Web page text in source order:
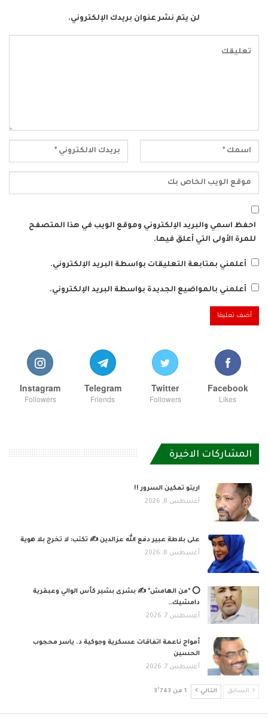
لن يتم نشر عنوان بريدك الإلكتروني.
احفظ اسمي والبريد الإلكتروني وموقع الويب في هذا المتصفح
للمرة الأولى التي أعلق فيها.
أعلمني بمتابعة التعليقات بواسطة البريد الإلكتروني.
أعلمني بالمواضيع الجديدة بواسطة البريد الإلكتروني.
Facebook
Likes
Twitter
Followers
Telegram
Friends
Instagram
Followers
المشاركات الاخيرة
اريتو تمكين السرور !!
أغسطس 8, 2026
على بلاطة عبير دفع الله عزالدين ✍️ تكتب: لا تخرج بلا هوية
أغسطس 8, 2026
⭕ *من الهامش* ✍️ بشرى بشير كأس الوالي وعبقرية
دامشيك…
أغسطس 7, 2026
أمواج ناعمة اتفاقات عسكرية وجوكية د. ياسر محجوب
الحسين
أغسطس 7, 2026
السابق التالي 1 من 3٬743